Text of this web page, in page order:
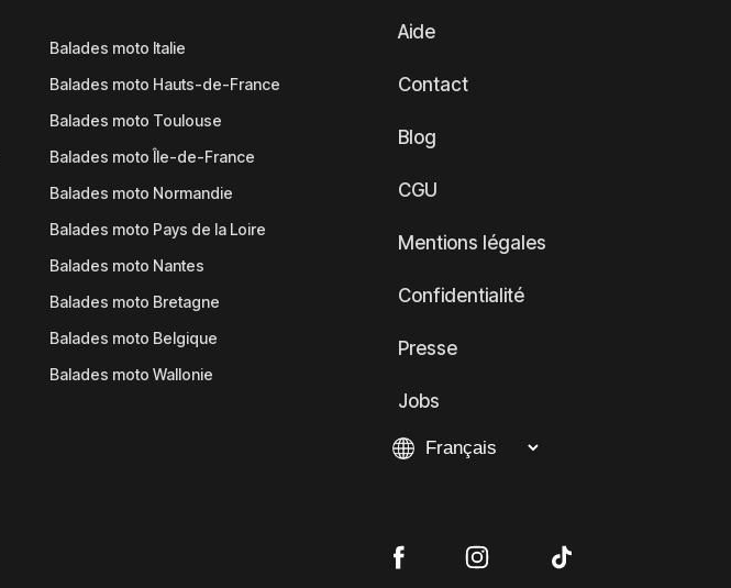
Balades moto Italie
Balades moto Hauts-de-France
Balades moto Toulouse
Balades moto Île-de-France
Balades moto Normandie
Balades moto Pays de la Loire
Balades moto Nantes
Balades moto Bretagne
Balades moto Belgique
Balades moto Wallonie
Aide
Contact
Blog
CGU
Mentions légales
Confidentialité
Presse
Jobs